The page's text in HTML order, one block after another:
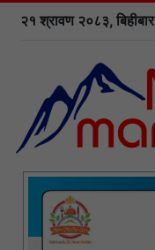
२१ श्रावण २०८३, बिहीबार